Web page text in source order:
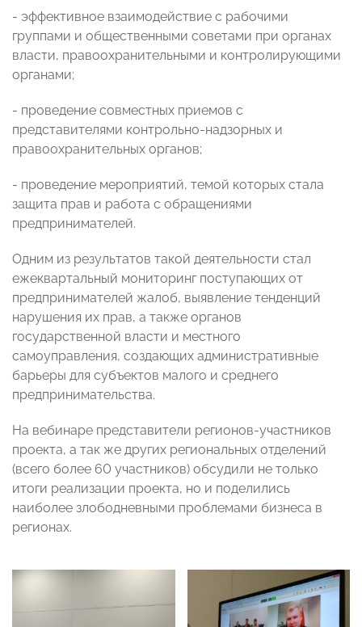
- эффективное взаимодействие с рабочими
группами и общественными советами при органах
власти, правоохранительными и контролирующими
органами;
- проведение совместных приемов с
представителями контрольно-надзорных и
правоохранительных органов;
- проведение мероприятий, темой которых стала
защита прав и работа с обращениями
предпринимателей.
Одним из результатов такой деятельности стал
ежеквартальный мониторинг поступающих от
предпринимателей жалоб, выявление тенденций
нарушения их прав, а также органов
государственной власти и местного
самоуправления, создающих административные
барьеры для субъектов малого и среднего
предпринимательства.
На вебинаре представители регионов-участников
проекта, а так же других региональных отделений
(всего более 60 участников) обсудили не только
итоги реализации проекта, но и поделились
наиболее злободневными проблемами бизнеса в
регионах.